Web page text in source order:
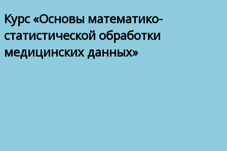
Курс «Основы математико-
статистической обработки
медицинских данных»